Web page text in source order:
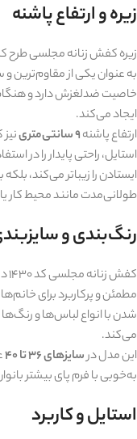
زیره و ارتفاع پاشنه
زیره کفش زنانه مجلسی طرح کلاسیک
به عنوان یکی از
خاصیت ضدلغزش دارد و
ایجاد می‌کند.
ارتفاع پاشنه9 سانتی‌متری
استایل، راحتی پایدار را در
ایستادن را زیباتر می‌کند،
طولانی‌مدت مانند محیط کار
رنگ‌بندی و
کفش زنانه مجلسی کد 1430 در رنگ
مطمئن و پرکاربرد برای
شدن با انواع لباس‌ها و
می‌کند.
این مدل درسایزهای 36 تا 40
به‌خوبی با فرم پای بیشتر
استایل و کاربرد